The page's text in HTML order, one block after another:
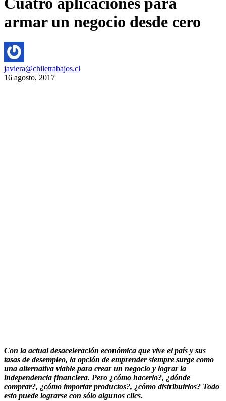
armar un negocio desde cero
javiera@chiletrabajos.cl
16 agosto, 2017
Con la actual desaceleración económica que vive el país y sus
tasas de desempleo, la opción de emprender siempre surge como
una alternativa viable para crear un negocio y lograr la
independencia financiera. Pero ¿cómo hacerlo?, ¿dónde
comprar?, ¿cómo importar productos?, ¿cómo distribuirlos? Todo
esto puede lograrse con sólo algunos clics.